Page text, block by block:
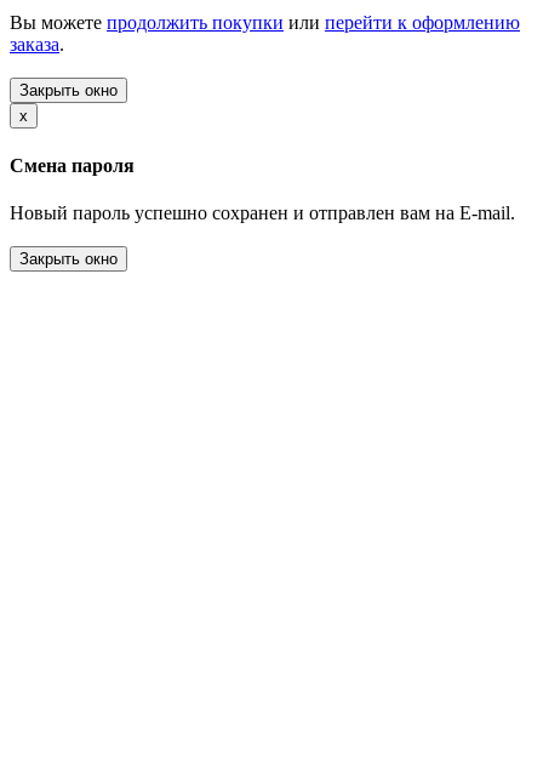
Вы можете продолжить покупки или перейти к оформлению
заказа.
Закрыть окно
x
Смена пароля
Новый пароль успешно сохранен и отправлен вам на E-mail.
Закрыть окно